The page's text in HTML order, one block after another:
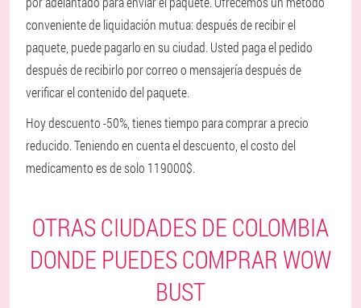
conveniente de liquidación mutua: después de recibir el
paquete, puede pagarlo en su ciudad. Usted paga el pedido
después de recibirlo por correo o mensajería después de
verificar el contenido del paquete.
Hoy descuento -50%, tienes tiempo para comprar a precio
reducido. Teniendo en cuenta el descuento, el costo del
medicamento es de solo 119000$.
OTRAS CIUDADES DE COLOMBIA
DONDE PUEDES COMPRAR WOW
BUST